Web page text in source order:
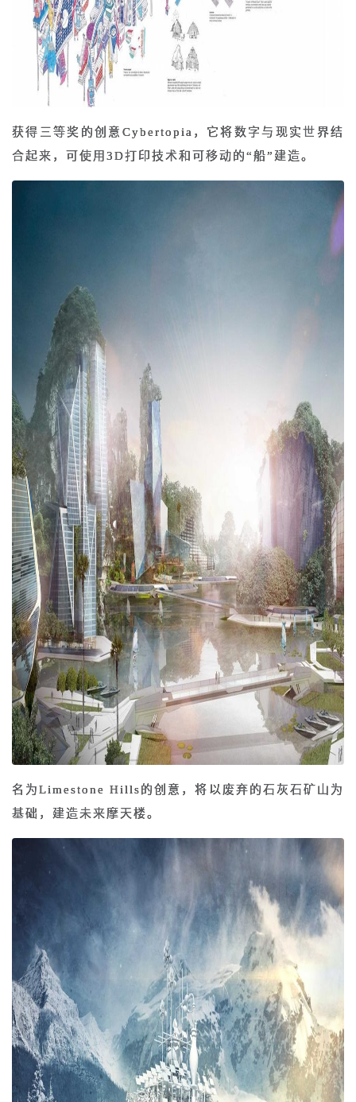
获得三等奖的创意Cybertopia，它将数字与现实世界结
合起来，可使用3D打印技术和可移动的“船”建造。
名为Limestone Hills的创意，将以废弃的石灰石矿山为
基础，建造未来摩天楼。